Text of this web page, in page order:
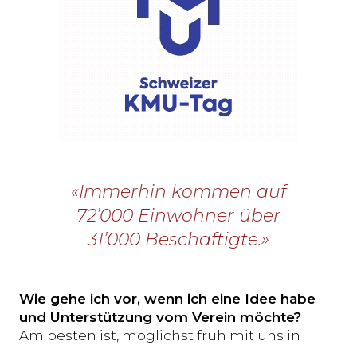
«Immerhin kommen auf
72’000 Einwohner über
31’000 Beschäftigte.»
Wie gehe ich vor, wenn ich eine Idee habe
und Unterstützung vom Verein möchte?
Am besten ist, möglichst früh mit uns in